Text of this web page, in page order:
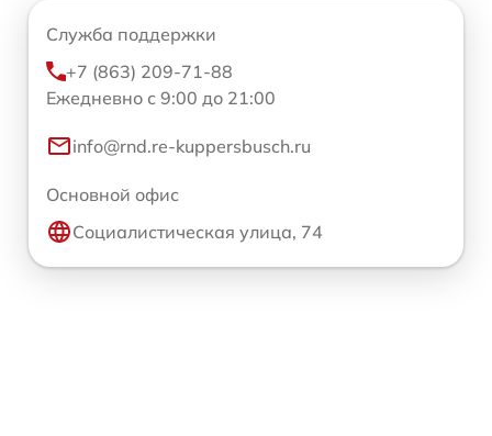
Служба поддержки
+7 (863) 209-71-88
Ежедневно с 9:00 до 21:00
info@rnd.re-kuppersbusch.ru
Основной офис
Социалистическая улица, 74